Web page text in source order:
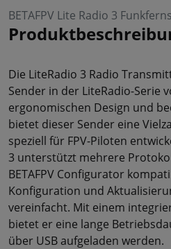
BETAFPV Lite Radio 3
Die LiteRadio 3 Radio
Sender in der LiteRadio-Serie
ergonomischen Design und
bietet dieser Sender eine
speziell für FPV-Piloten
3 unterstützt mehrere
BETAFPV Configurator
Konfiguration und
vereinfacht. Mit einem
bietet er eine lange
über USB aufgeladen werden.